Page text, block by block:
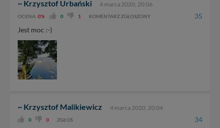
~ Krzysztof Urbański 4 marca 2020, 20:06
OCENA: 0% 0 1 KOMENTARZ ZGŁOSZONY 35
Jest moc :-)
~ Krzysztof Malikiewicz 4 marca 2020, 20:04
0 0 ZGŁOŚ 34
nowo...